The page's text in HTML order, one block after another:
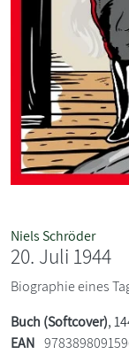
Niels Schröder
20. Juli 1944
Biographie eines
Buch (Softcover),
EAN